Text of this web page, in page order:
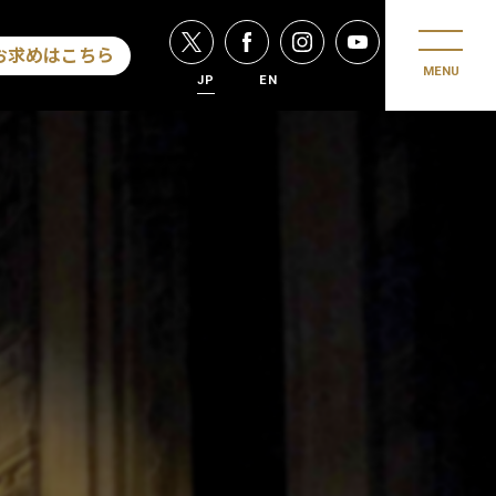
求めはこちら
JP EN
MENU